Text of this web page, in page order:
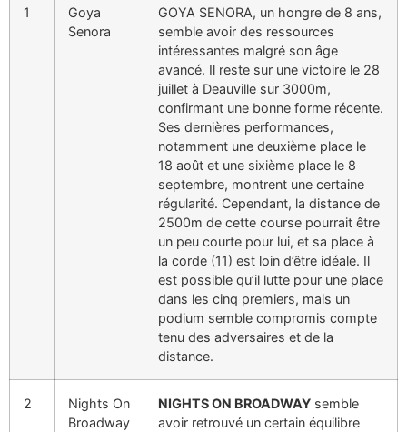
1
Goya
Senora
GOYA SENORA, un hongre de 8 ans,
semble avoir des ressources
intéressantes malgré son âge
avancé. Il reste sur une victoire le 28
juillet à Deauville sur 3000m,
confirmant une bonne forme récente.
Ses dernières performances,
notamment une deuxième place le
18 août et une sixième place le 8
septembre, montrent une certaine
régularité. Cependant, la distance de
2500m de cette course pourrait être
un peu courte pour lui, et sa place à
la corde (11) est loin d’être idéale. Il
est possible qu’il lutte pour une place
dans les cinq premiers, mais un
podium semble compromis compte
tenu des adversaires et de la
distance.
2
Nights On
Broadway
NIGHTS ON BROADWAY semble
avoir retrouvé un certain équilibre